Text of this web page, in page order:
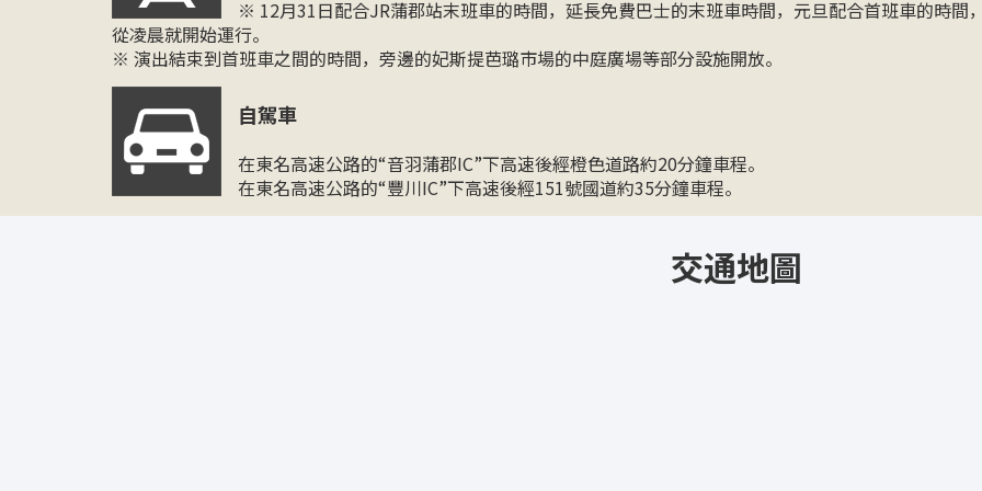
※ 12月31日配合JR蒲郡站末班車的時間，延長免費巴士的末班車時間，元旦配合首班車的時間
從凌晨就開始運行。
※ 演出結束到首班車之間的時間，旁邊的妃斯提芭璐市場的中庭廣場等部分設施開放。
自駕車
在東名高速公路的“音羽蒲郡IC”下高速後經橙色道路約20分鐘車程。
在東名高速公路的“豐川IC”下高速後經151號國道約35分鐘車程。
交通地圖